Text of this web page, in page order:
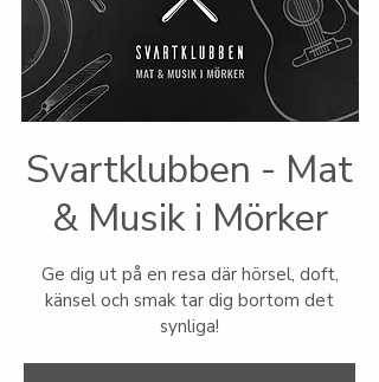
Svartklubben - Mat
& Musik i Mörker
Ge dig ut på en resa där hörsel, doft,
känsel och smak tar dig bortom det
synliga!